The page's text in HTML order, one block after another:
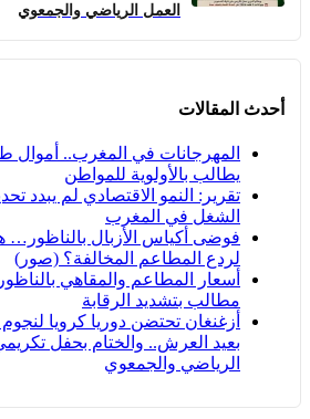
العمل الرياضي والجمعوي
أحدث المقالات
المهرجانات في المغرب.. أموال
يطالب بالأولوية للمواطن
تقرير: النمو الاقتصادي لم يبدد
الشغل في المغرب
فوضى أكياس الأزبال
لردع المطاعم المخالفة؟ (صور)
أسعار المطاعم والمقاهي
مطالب بتشديد الرقابة
أزغنغان تحتضن دوريا كرويا
بعيد العرش.. والختام بحفل
الرياضي والجمعوي